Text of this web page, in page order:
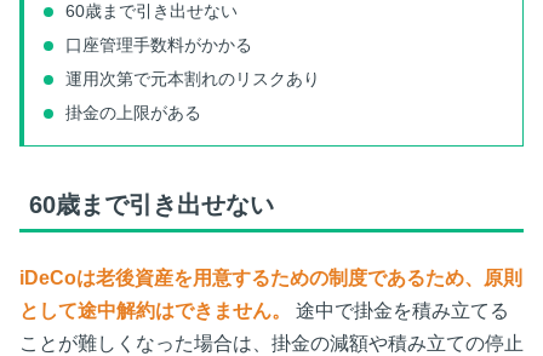
60歳まで引き出せない
口座管理手数料がかかる
運用次第で元本割れのリスクあり
掛金の上限がある
60歳まで引き出せない
iDeCoは老後資産を用意するための制度であるため、原則
として途中解約はできません。 途中で掛金を積み立てる
ことが難しくなった場合は、掛金の減額や積み立ての停止